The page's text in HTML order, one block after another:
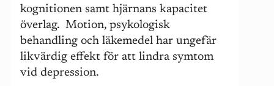
kognitionen samt hjärnans kapacitet
överlag. Motion, psykologisk
behandling och läkemedel har ungefär
likvärdig effekt för att lindra symtom
vid depression.